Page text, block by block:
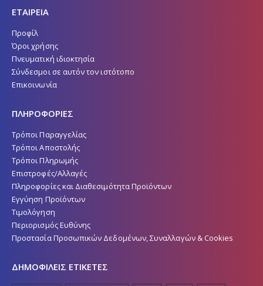
ΕΤΑΙΡΕΙΑ
Προφίλ
Όροι χρήσης
Πνευματική ιδιοκτησία
Σύνδεσμοι σε αυτόν τον ιστότοπο
Επικοινωνία
ΠΛΗΡΟΦΟΡΙΕΣ
Τρόποι Παραγγελίας
Τρόποι Αποστολής
Τρόποι Πληρωμής
Επιστροφές/Αλλαγές
Πληροφορίες και Διαθεσιμότητα Προϊόντων
Εγγύηση Προϊόντων
Τιμολόγηση
Περιορισμός Ευθύνης
Προστασία Προσωπικών Δεδομένων, Συναλλαγών & Cookies
ΔΗΜΟΦΙΛΕΙΣ ΕΤΙΚΕΤΕΣ